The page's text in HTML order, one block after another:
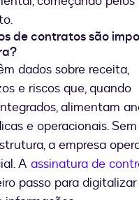
de contratos são
dados sobre receita,
e riscos que, quando
alimentam
e operacionais.
a empresa
A assinatura de
passo para